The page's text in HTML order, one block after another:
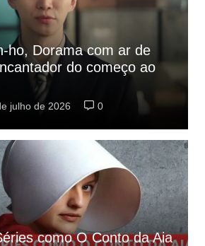
ho, Dorama com ar de
do começo ao
julho de 2026 0
como O Conto da Aia